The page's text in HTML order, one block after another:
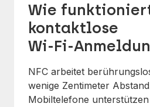
Wie
kontaktlose
NFC arbeitet
wenige Zentimeter
Mobiltelefone